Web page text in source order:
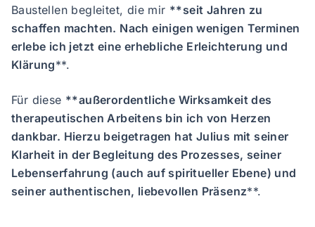
Baustellen begleitet, die mir **seit Jahren zu
schaffen machten. Nach einigen wenigen Terminen
erlebe ich jetzt eine erhebliche Erleichterung und
Klärung**.
Für diese **außerordentliche Wirksamkeit des
therapeutischen Arbeitens bin ich von Herzen
dankbar. Hierzu beigetragen hat Julius mit seiner
Klarheit in der Begleitung des Prozesses, seiner
Lebenserfahrung (auch auf spiritueller Ebene) und
seiner authentischen, liebevollen Präsenz**.